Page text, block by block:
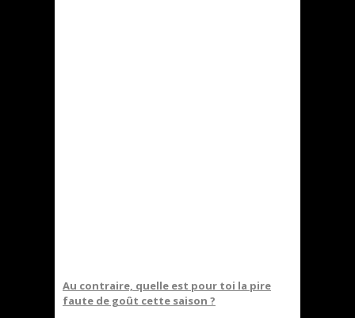
Au contraire, quelle est pour toi la pire
faute de goût cette saison ?